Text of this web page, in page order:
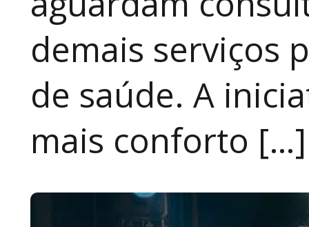
demais serviços
de saúde. A
mais conforto […]